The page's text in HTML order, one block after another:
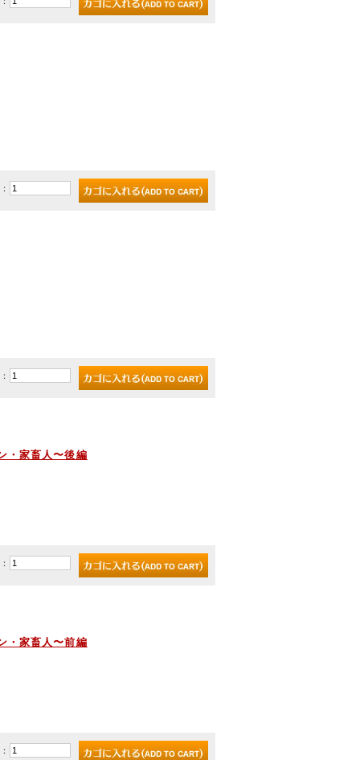
・家畜人〜後編
・家畜人〜前編